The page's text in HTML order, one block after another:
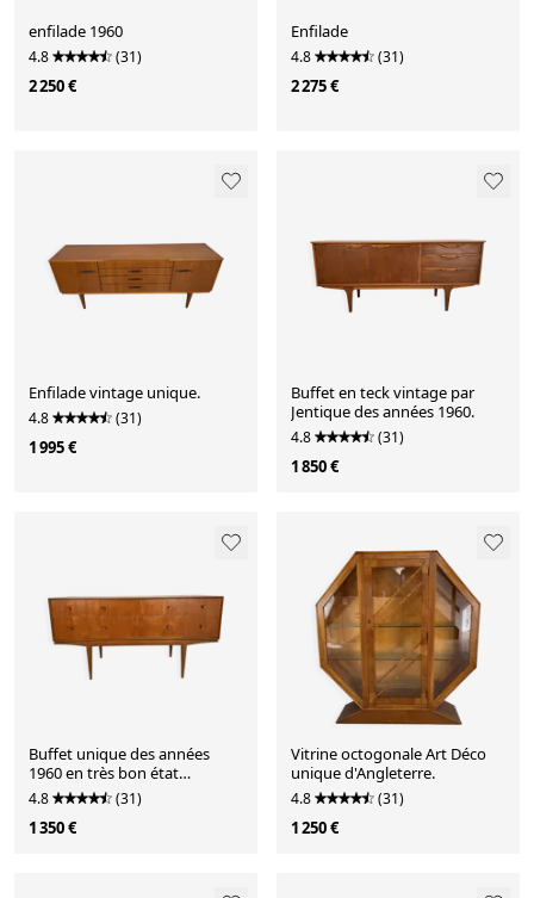
enfilade 1960
4.8 (31)
2 250 €
Enfilade
4.8 (31)
2 275 €
Enfilade vintage unique.
4.8 (31)
1 995 €
Buffet en teck vintage par
Jentique des années 1960.
4.8 (31)
1 850 €
Buffet unique des années
1960 en très bon état
restauré.
4.8 (31)
1 350 €
Vitrine octogonale Art Déco
unique d'Angleterre.
4.8 (31)
1 250 €